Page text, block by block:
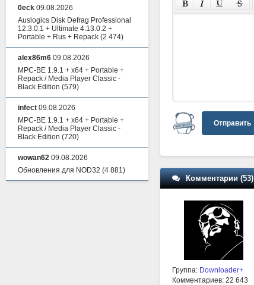
Отправить
Комментарии (53)
Группа: Downloader+
Комментариев: 22 643
0eck 09.08.2026
Auslogics Disk Defrag Professional
12.3.0.1 + Ultimate 4.13.0.2 +
Portable + Rus + Repack (2 474)
alex86m6 09.08.2026
MPC-BE 1.9.1 + x64 + Portable +
Repack / Media Player Classic -
Black Edition (579)
infect 09.08.2026
MPC-BE 1.9.1 + x64 + Portable +
Repack / Media Player Classic -
Black Edition (720)
wowan62 09.08.2026
Обновления для NOD32 (4 881)